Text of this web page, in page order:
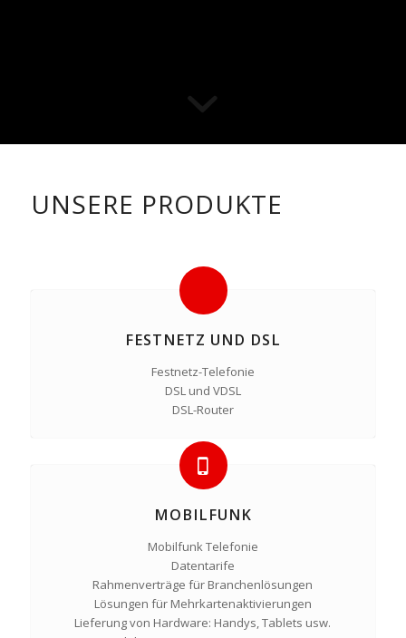
UNSERE PRODUKTE
FESTNETZ UND DSL
Festnetz-Telefonie
DSL und VDSL
DSL-Router
MOBILFUNK
Mobilfunk Telefonie
Datentarife
Rahmenverträge für Branchenlösungen
Lösungen für Mehrkartenaktivierungen
Lieferung von Hardware: Handys, Tablets usw.